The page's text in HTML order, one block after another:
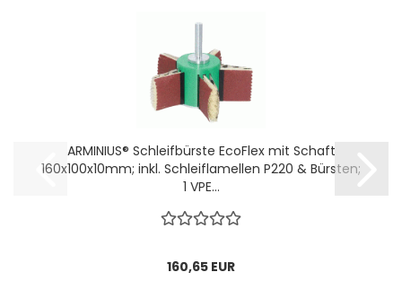
ARMINIUS® Schleifbürste EcoFlex mit Schaft
160x100x10mm; inkl. Schleiflamellen P220 & Bürsten;
1 VPE...
160,65 EUR